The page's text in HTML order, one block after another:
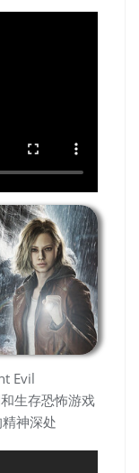
Evil
生存恐怖游戏
神深处